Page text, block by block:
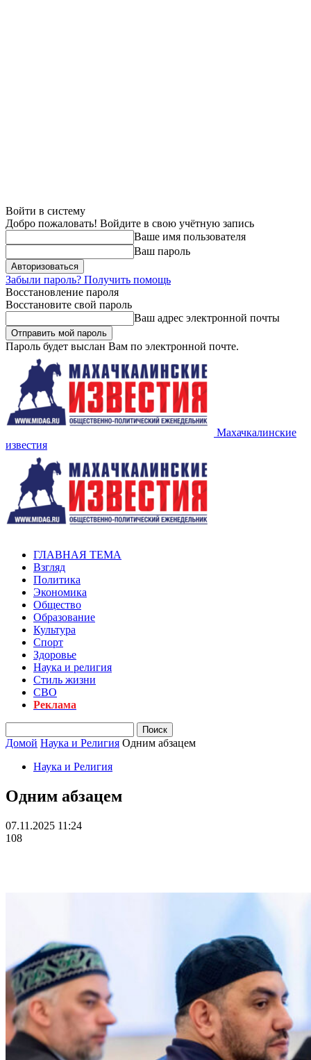
Войти в систему
Добро пожаловать! Войдите в свою учётную запись
Ваше имя пользователя
Ваш пароль
Забыли пароль? Получить помощь
Восстановление пароля
Восстановите свой пароль
Ваш адрес электронной почты
Пароль будет выслан Вам по электронной почте.
Махачкалинские
известия
ГЛАВНАЯ ТЕМА
Взгляд
Политика
Экономика
Общество
Образование
Культура
Спорт
Здоровье
Наука и религия
Стиль жизни
СВО
Реклама
Домой Наука и Религия Одним абзацем
Наука и Религия
Одним абзацем
07.11.2025 11:24
108